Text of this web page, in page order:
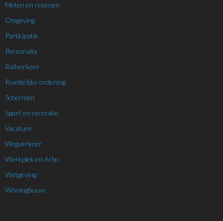
Meten en rekenen
Omgeving
Participatie
Personalia
Railverkeer
Ruimtelijke ordening
Schermen
Sport en recreatie
Vacature
Wegverkeer
Werkplek en Arbo
Wetgeving
Woningbouw